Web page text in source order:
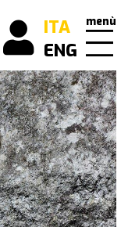
ITA
ENG
menù